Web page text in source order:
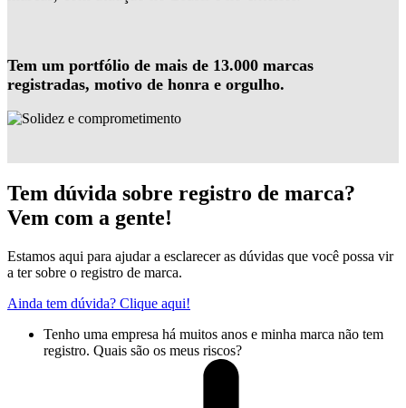
Tem um portfólio de mais de 13.000 marcas
registradas, motivo de honra e orgulho.
Tem dúvida sobre registro de marca?
Vem com a gente!
Estamos aqui para ajudar a esclarecer as dúvidas que você possa vir
a ter sobre o registro de marca.
Ainda tem dúvida? Clique aqui!
Tenho uma empresa há muitos anos e minha marca não tem
registro. Quais são os meus riscos?